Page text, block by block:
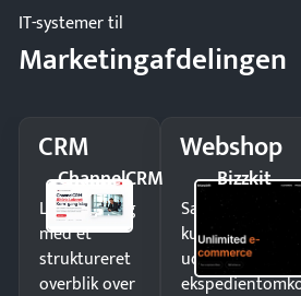
IT-systemer til
Marketingafdelingen
CRM
ChannelCRM
Luk flere salg
med et
struktureret
overblik over
Webshop
Bizzkit
Sælg produkter
kunder i hele
uden